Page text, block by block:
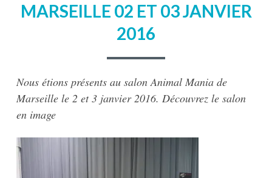
MARSEILLE 02 ET 03 JANVIER
2016
Nous étions présents au salon Animal Mania de
Marseille le 2 et 3 janvier 2016. Découvrez le salon
en image